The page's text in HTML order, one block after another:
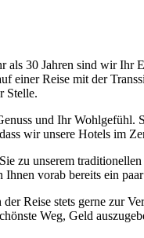
als 30 Jahren sind wir
einer Reise mit der
Stelle.
und Ihr
wir unsere Hotels im
zu unserem
vorab bereits ein
Reise stets gerne zur
Weg, Geld